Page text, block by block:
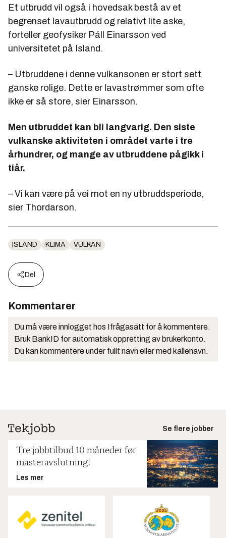
Et utbrudd vil også i hovedsak bestå av et
begrenset lavautbrudd og relativt lite aske,
forteller geofysiker Páll Einarsson ved
universitetet på Island.
– Utbruddene i denne vulkansonen er stort sett
ganske rolige. Dette er lavastrømmer som ofte
ikke er så store, sier Einarsson.
Men utbruddet kan bli langvarig. Den siste
vulkanske aktiviteten i området varte i tre
århundrer, og mange av utbruddene pågikk i
tiår.
– Vi kan være på vei mot en ny utbruddsperiode,
sier Thordarson.
ISLAND KLIMA VULKAN
Del
Kommentarer
Du må være innlogget hos Ifrågasätt for å kommentere.
Bruk BankID for automatisk oppretting av brukerkonto.
Du kan kommentere under fullt navn eller med kallenavn.
Se flere jobber
Tre jobbtilbud 10 måneder før
masteravslutning!
Les mer